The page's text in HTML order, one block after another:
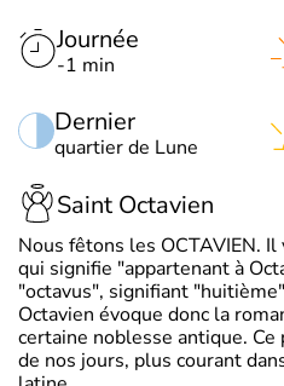
Journée
-1 min
Dernier
quartier de Lune
Saint Octavien
Nous fêtons les OCTAVIEN.
qui signifie "appartenant à
"octavus", signifiant
Octavien évoque donc la
certaine noblesse antique.
de nos jours, plus courant